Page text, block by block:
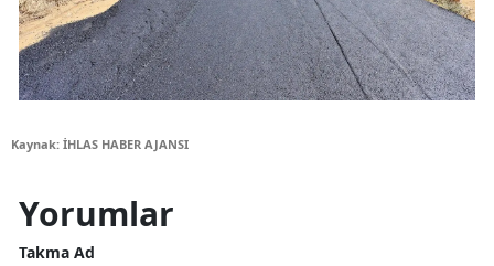
Kaynak: İHLAS HABER AJANSI
Yorumlar
Takma Ad